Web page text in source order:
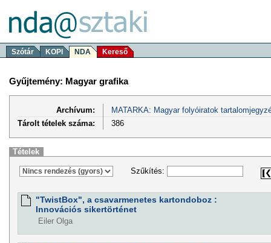
Szótár KOPI NDA Kereső
Gyűjtemény: Magyar grafika
Archívum:
MATARKA: Magyar folyóiratok
Tárolt tételek száma:
386
Tételek
Szűkítés:
"TwistBox", a csavarmenetes kartondoboz :
Innovációs sikertörténet
Eiler Olga